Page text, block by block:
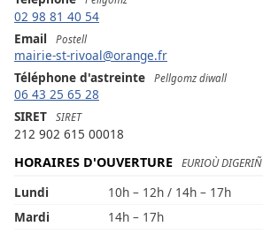
02 98 81 40 54
Email
Postell
mairie-st-rivoal@orange.fr
Téléphone d'astreinte
Pellgomz diwall
06 43 25 65 28
SIRET
SIRET
212 902 615 00018
HORAIRES D'OUVERTURE
EURIOÙ DIGERIÑ
Lundi
10h – 12h / 14h – 17h
Mardi
14h – 17h